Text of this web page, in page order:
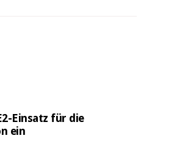
Einsatz für die
ein